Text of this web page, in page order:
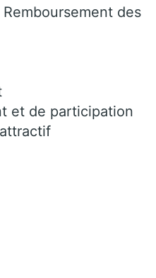
Remboursement des
et de participation